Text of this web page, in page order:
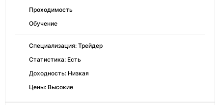
Проходимость
Обучение
Специализация: Трейдер
Статистика: Есть
Доходность: Низкая
Цены: Высокие